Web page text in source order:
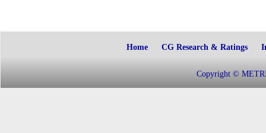
Home CG Research & Ratings
Copyright ©